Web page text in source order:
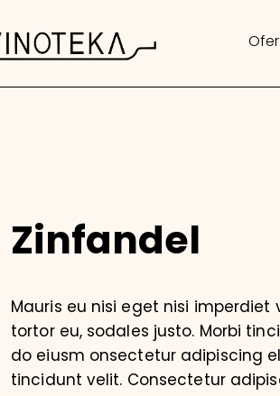
Zinfandel
Mauris eu nisi eget nisi imperdiet
tortor eu, sodales justo. Morbi
do eiusm onsectetur adipiscing
tincidunt velit. Consectetur